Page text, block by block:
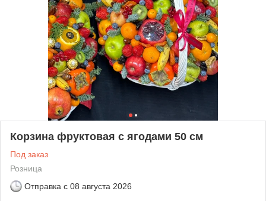
Корзина фруктовая с ягодами 50 см
Под заказ
Розница
Отправка с 08 августа 2026